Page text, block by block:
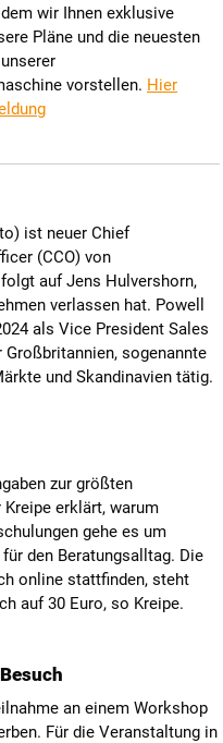
wir Ihnen exklusive
Pläne und die neuesten
vorstellen. Hier
ist neuer Chief
(CCO) von
auf Jens Hulvershorn,
verlassen hat. Powell
als Vice President Sales
sogenannte
und Skandinavien tätig.
zur größten
erklärt, warum
gehe es um
den Beratungsalltag. Die
online stattfinden, steht
auf 30 Euro, so Kreipe.
an einem Workshop
Für die Veranstaltung in